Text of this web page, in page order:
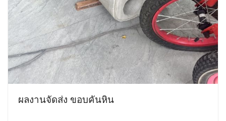
ผลงานจัดส่ง ขอบคันหิน